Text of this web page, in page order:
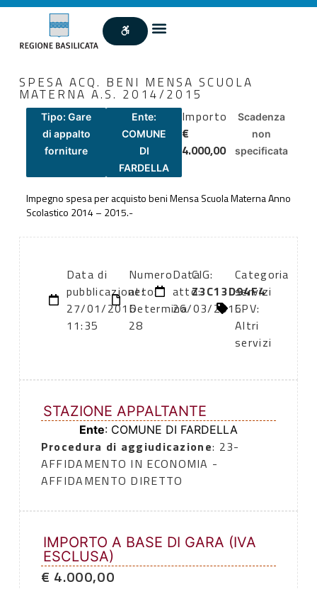
SPESA ACQ. BENI MENSA SCUOLA
MATERNA A.S. 2014/2015
Tipo: Gare
di appalto
forniture
Ente:
COMUNE
DI
FARDELLA
Importo
€
4.000,00
Scadenza
non
specificata
Impegno spesa per acquisto beni Mensa Scuola Materna Anno
Scolastico 2014 – 2015.-
Data di
pubblicazione:
27/01/2016
11:35
Numero
atto:
Determina
28
Data
atto:
26/03/2015
CIG:
Z3C13D94F4
Categoria
servizi
CPV:
Altri
servizi
STAZIONE APPALTANTE
Ente: COMUNE DI FARDELLA
Procedura di aggiudicazione: 23-
AFFIDAMENTO IN ECONOMIA -
AFFIDAMENTO DIRETTO
IMPORTO A BASE DI GARA (IVA
ESCLUSA)
€ 4.000,00